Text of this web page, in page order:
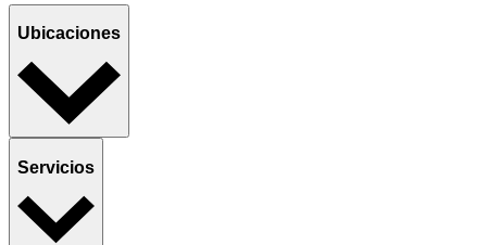
Ubicaciones
Servicios